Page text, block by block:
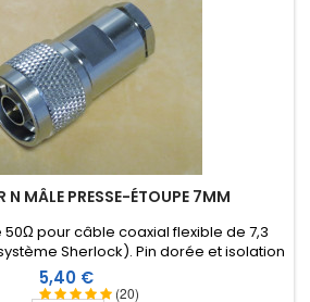
N MÂLE PRESSE-ÉTOUPE 7MM
(20)
pour câble coaxial flexible de 7,3
Sherlock). Pin dorée et isolation
Téflon.
Prix
5,40 €